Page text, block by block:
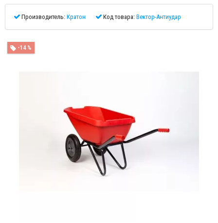
Производитель: Кратон Код товара: Вектор-Антиудар
-14 %